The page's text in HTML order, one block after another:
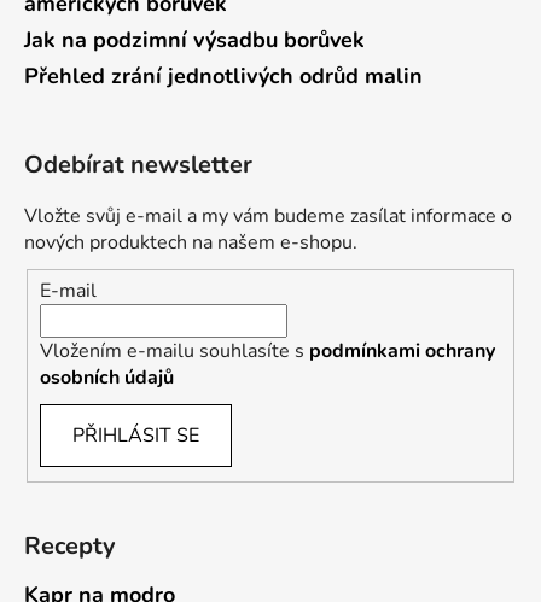
Jak na podzimní výsadbu borůvek
Přehled zrání jednotlivých odrůd malin
Odebírat newsletter
Vložte svůj e-mail a my vám budeme zasílat informace o
nových produktech na našem e-shopu.
E-mail
Vložením e-mailu souhlasíte s podmínkami ochrany
osobních údajů
PŘIHLÁSIT SE
Recepty
Kapr na modro